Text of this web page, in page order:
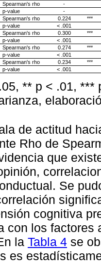
Spearman's rho
-
p-value
-
Spearman's rho 0.224
***
p-value
< .001
Spearman's rho 0.300
***
p-value
< .001
Spearman's rho 0.274
***
p-value
< .001
Spearman's rho 0.234
***
p-value
< .001
** p < .01, ***
de actitud
Rho de
que
Se
cognitiva
con los factores
la Tabla 4 se
es